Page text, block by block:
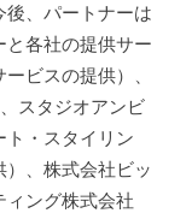
後、パートナーは
各社の提供サー
ビスの提供）、
スタジオアンビ
ト・スタイリン
、株式会社ビッ
ィング株式会社